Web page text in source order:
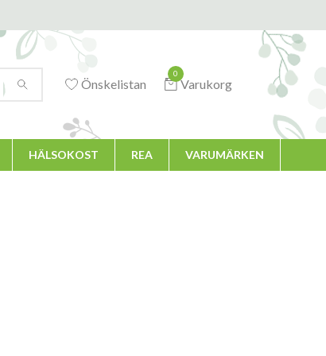
Önskelistan
0
Varukorg
HÄLSOKOST REA VARUMÄRKEN